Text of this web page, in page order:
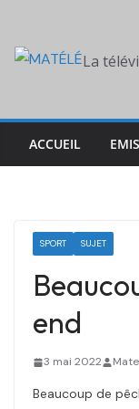
content
La
ACCUEIL
SPORT SUJET
end
3 mai 2022
Beaucoup de